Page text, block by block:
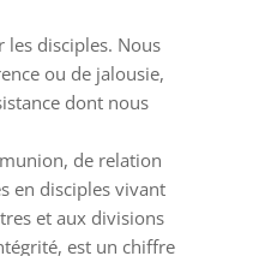
les disciples. Nous
ou de jalousie,
dont nous
de relation
en disciples vivant
et aux divisions
est un chiffre